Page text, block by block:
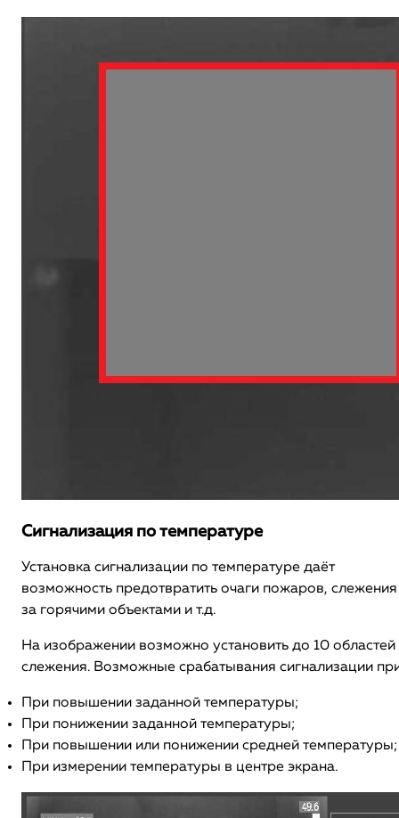
Сигнализация по температуре
Установка сигнализации по температуре даёт
возможность предотвратить очаги пожаров, слежения
за горячими объектами и т.д.
На изображении возможно установить до 10 областей
слежения. Возможные срабатывания сигнализации
При повышении заданной температуры;
При понижении заданной температуры;
При повышении или понижении средней температуры;
При измерении температуры в центре экрана.